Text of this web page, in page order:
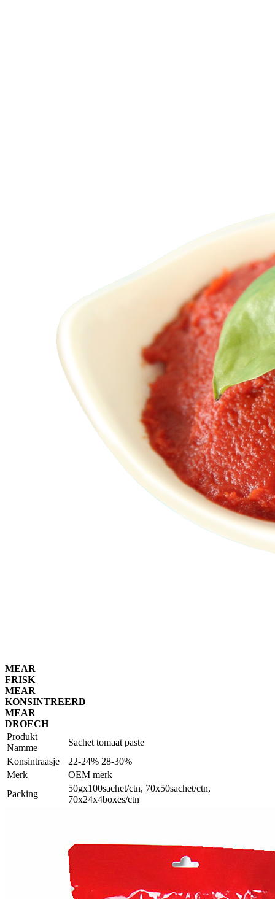
MEAR
FRISK
MEAR
KONSINTREERD
MEAR
DROECH
Produkt
Namme
Sachet tomaat paste
Konsintraasje
22-24% 28-30%
Merk
OEM merk
Packing
50gx100sachet/ctn, 70x50sachet/ctn,
70x24x4boxes/ctn